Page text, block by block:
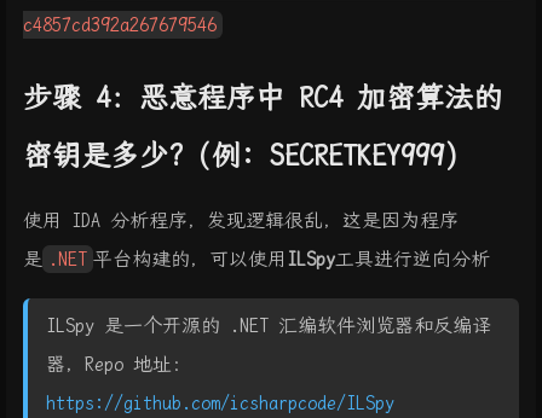
c4857cd392a267679546
步骤 4：恶意程序中 RC4 加密算法的
密钥是多少? (例: SECRETKEY999)
使用 IDA 分析程序，发现逻辑很乱，这是因为程序
是 .NET 平台构建的，可以使用 ILSpy工具进行逆向分析
ILSpy 是一个开源的 .NET 汇编软件浏览器和反编译
器，Repo 地址：
https://github.com/icsharpcode/ILSpy